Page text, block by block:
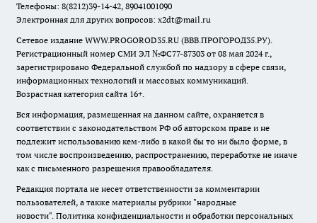
Телефоны: 8(8212)39-14-42, 89041001090
Электронная для других вопросов: x2dt@mail.ru
Сетевое издание WWW.PROGOROD35.RU (ВВВ.ПРОГОРОД35.РУ).
Регистрационный номер СМИ ЭЛ №ФС77-87303 от 08 мая 2024 г.,
зарегистрировано Федеральной службой по надзору в сфере связи,
информационных технологий и массовых коммуникаций.
Возрастная категория сайта 16+.
Вся информация, размещенная на данном сайте, охраняется в
соответствии с законодательством РФ об авторском праве и не
подлежит использованию кем-либо в какой бы то ни было форме, в
том числе воспроизведению, распространению, переработке не иначе
как с письменного разрешения правообладателя.
Редакция портала не несет ответственности за комментарии
пользователей, а также материалы рубрики "народные
новости". Политика конфиденциальности и обработки персональных